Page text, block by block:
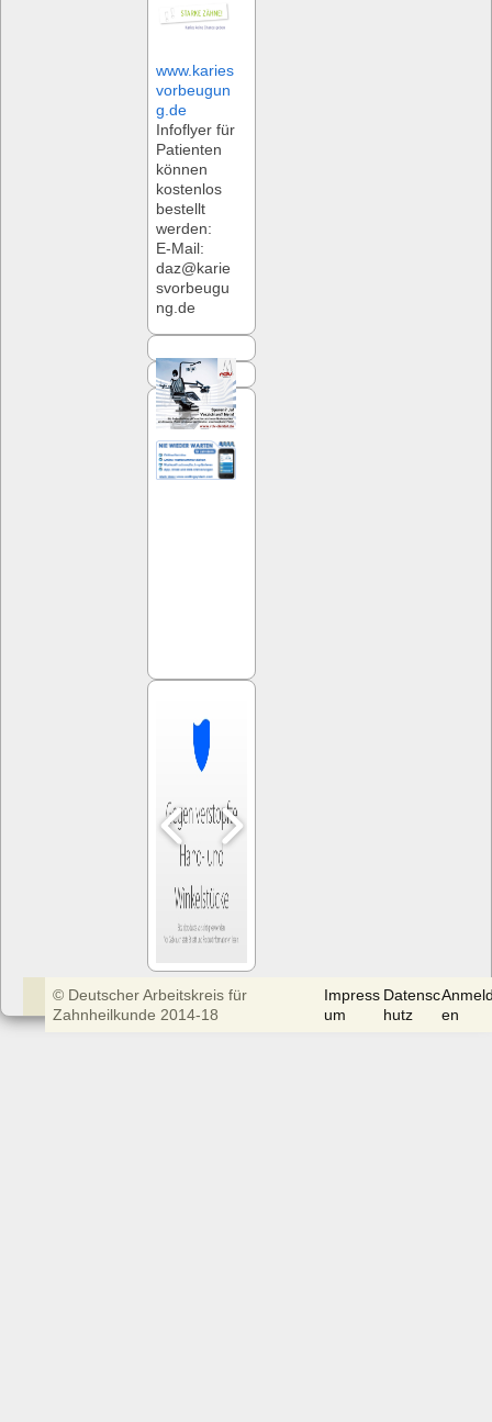
www.karies
vorbeugun
g.de
Infoflyer für
Patienten
können
kostenlos
bestellt
werden:
E-Mail:
daz@karie
svorbeugu
ng.de
© Deutscher Arbeitskreis für
Zahnheilkunde 2014-18
Impress
um
Datensc
hutz
en